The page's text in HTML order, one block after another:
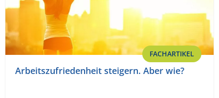
FACHARTIKEL
Arbeitszufriedenheit steigern. Aber wie?